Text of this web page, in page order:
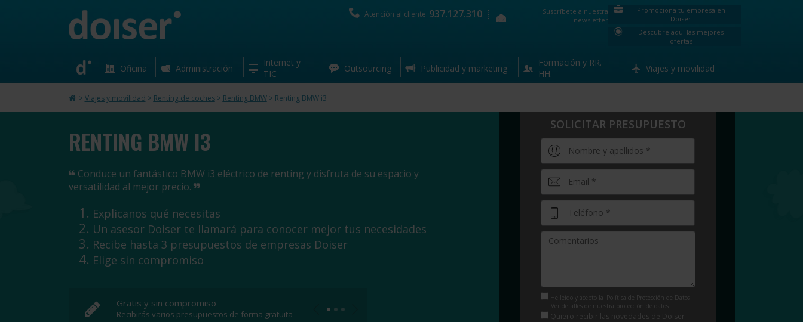
Atención al cliente 937.127.310
Suscríbete a nuestra
newsletter
Promociona tu empresa en
Doiser
Descubre aquí las mejores
ofertas
Oficina Administración
Internet y
TIC
Outsourcing Publicidad y marketing
Formación y RR.
HH.
Viajes y movilidad
> Viajes y movilidad > Renting de coches> Renting BMW> Renting BMW i3
SOLICITAR PRESUPUESTO
He leído y acepto la Política de Protección de Datos
Ver detalles de nuestra protección de datos +
Quiero recibir las novedades de Doiser
RENTING BMW I3
Conduce un fantástico BMW i3 eléctrico de renting y disfruta de su espacio y
versatilidad al mejor precio.
Explicanos qué necesitas
Un asesor Doiser te llamará para conocer mejor tus necesidades
Recibe hasta 3 presupuestos de empresas Doiser
Elige sin compromiso
Gratis y sin compromiso
Recibirás varios presupuestos de forma gratuita